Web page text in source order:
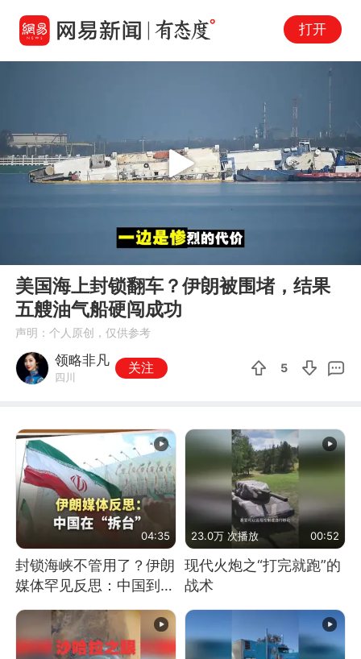
打开
Play
美国海上封锁翻车？伊朗被围堵，结果
五艘油气船硬闯成功
声明：个人原创，仅供参考
领略非凡
四川
关注 5
04:35
封锁海峡不管用了？伊朗
媒体罕见反思：中国到底
23.0万 次播放 00:52
现代火炮之“打完就跑”的
战术